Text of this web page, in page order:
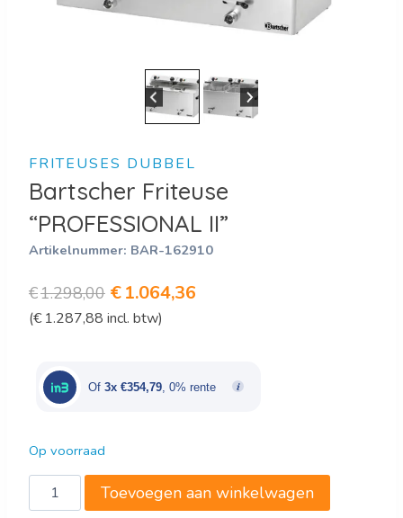
FRITEUSES DUBBEL
Bartscher Friteuse
“PROFESSIONAL II”
Artikelnummer: BAR-162910
€1.298,00 Oorspronkelijke
prijs
€1.298,00.
€1.064,36
€1.064,36.
(€ 1.287,88 incl. btw)
Of 3x €354,79, 0% rente
Op voorraad
Bartscher
Friteuse
Toevoegen aan winkelwagen